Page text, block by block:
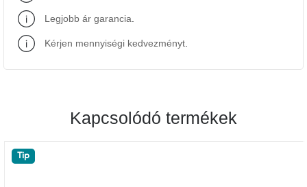
Yens
gyűjtemény
Legjobb ár garancia
Kérjen mennyiségi kedvezményt
Kapcsolódó termékek
Tip